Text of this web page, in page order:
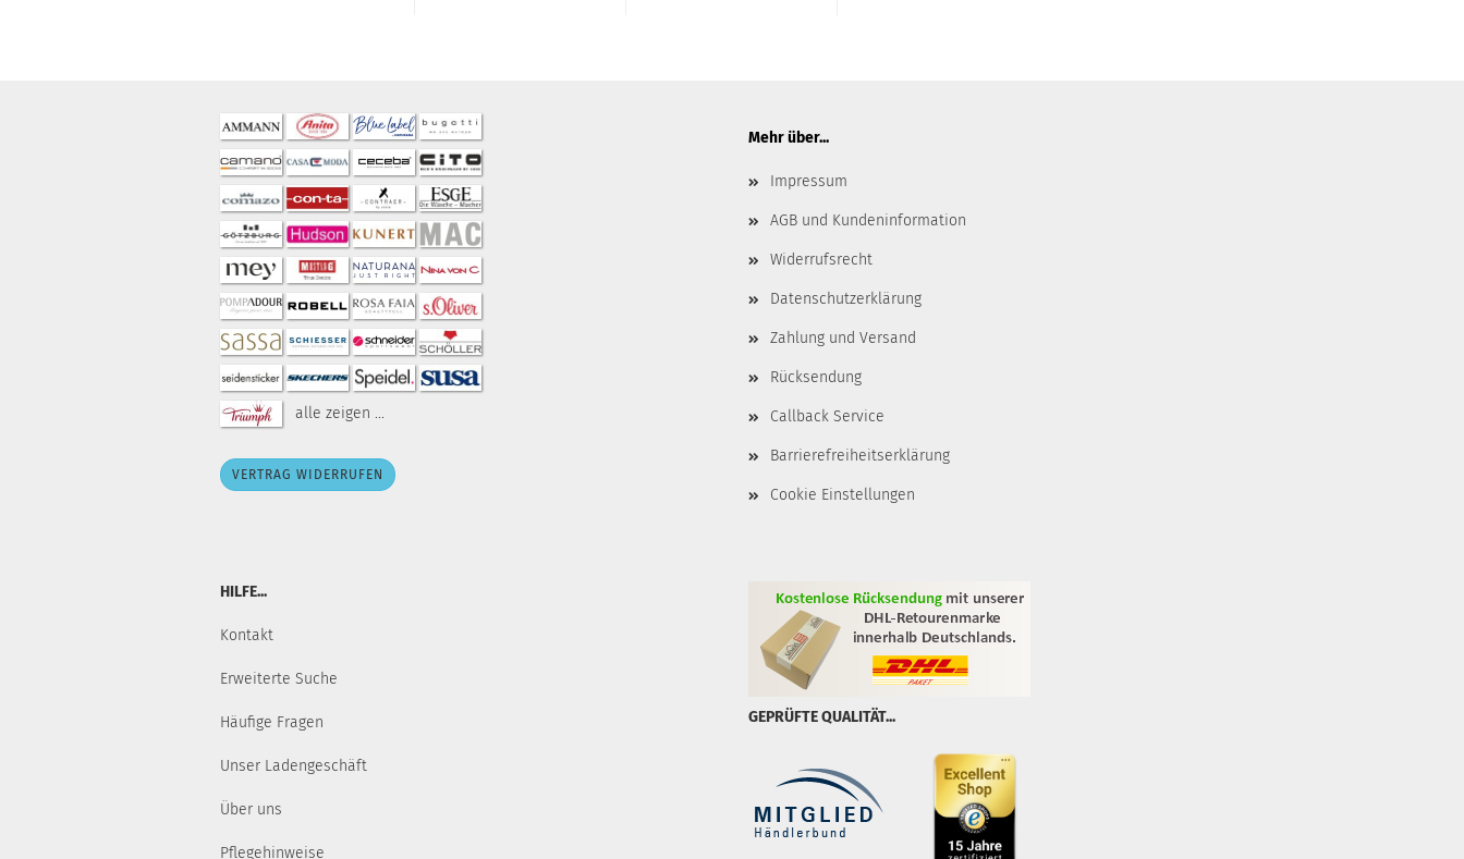
alle zeigen ...
VERTRAG WIDERRUFEN
Mehr über...
Impressum
AGB und Kundeninformation
Widerrufsrecht
Datenschutzerklärung
Zahlung und Versand
Rücksendung
Callback Service
Barrierefreiheitserklärung
Cookie Einstellungen
HILFE...
Kontakt
Erweiterte Suche
Häufige Fragen
Unser Ladengeschäft
Über uns
Pflegehinweise
GEPRÜFTE QUALITÄT...